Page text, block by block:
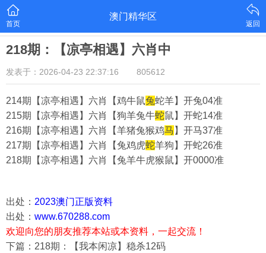
首页
澳门精华区
返回
218期：【凉亭相遇】六肖中
发表于：2026-04-23 22:37:16 805612
214期【凉亭相遇】六肖【鸡牛鼠兔蛇羊】 开兔04准
215期【凉亭相遇】六肖【狗羊兔牛蛇鼠】 开蛇14准
216期【凉亭相遇】六肖【羊猪兔猴鸡马 】 开马37准
217期【凉亭相遇】六肖【兔鸡虎蛇羊狗】 开蛇26准
218期【凉亭相遇】六肖【兔羊牛虎猴鼠】 开0000准
出处： 2023澳门正版资料
出处： www.670288.com
欢迎向您的朋友推荐本站或本资料，一起交流！
下篇：218期：【我本闲凉】稳杀12码